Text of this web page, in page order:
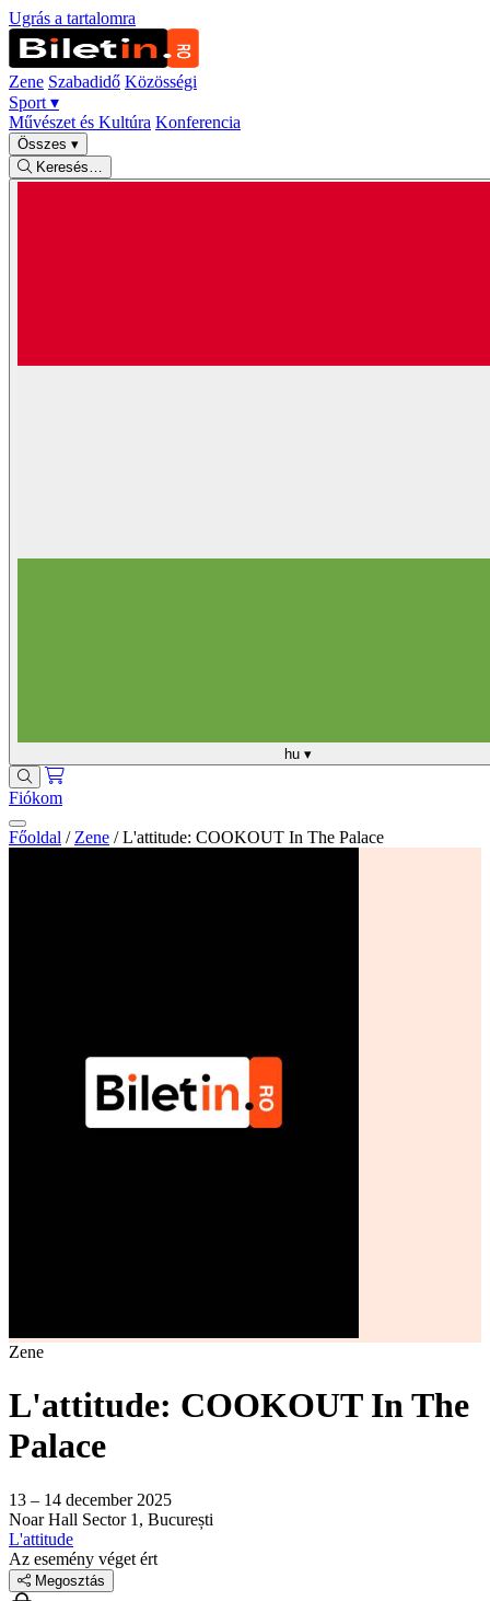
Ugrás a tartalomra
Zene Szabadidő Közösségi
Sport ▾
Művészet és Kultúra Konferencia
Összes ▾
Keresés…
hu ▾
Fiókom
Főoldal / Zene / L'attitude: COOKOUT In The Palace
Zene
L'attitude: COOKOUT In The
Palace
13 – 14 december 2025
Noar Hall Sector 1, București
L'attitude
Az esemény véget ért
Megosztás